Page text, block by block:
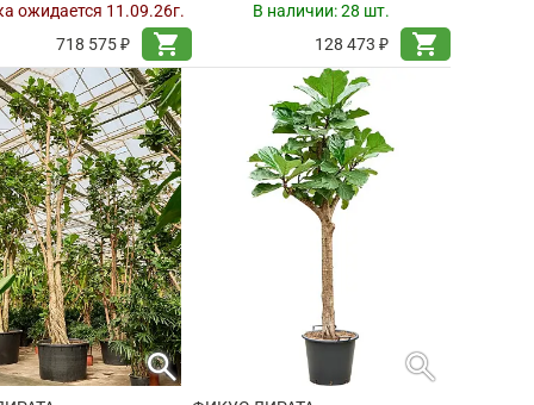
ожидается 11.09.26г.
718 575 ₽
shopping_cart
В наличии:28 шт.
128 473 ₽
shopping_cart
search search